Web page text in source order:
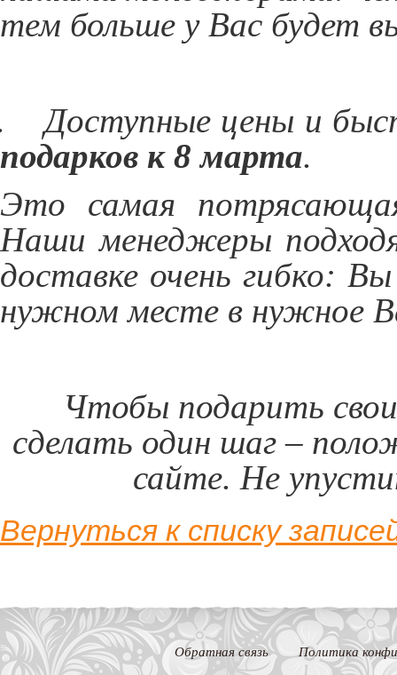
тем больше у Вас будет
Доступные цены и
подарков к 8 марта.
Это самая
Наши менеджеры
доставке очень гибко:
нужном месте в нужное
Чтобы подарить
сделать один шаг –
сайте. Не
Вернуться к списку
Обратная связь Политика